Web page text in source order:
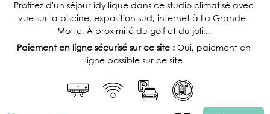
Profitez d'un séjour idyllique dans ce studio climatisé avec
vue sur la piscine, exposition sud, internet à La Grande-
Motte. À proximité du golf et du joli...
Paiement en ligne sécurisé sur ce site : Oui, paiement en
ligne possible sur ce site